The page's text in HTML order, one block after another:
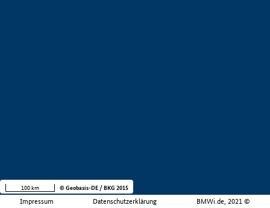
Impressum Datenschutzerklärung BMWi.de, 2021 ©
100 km © Geobasis-DE / BKG 2015